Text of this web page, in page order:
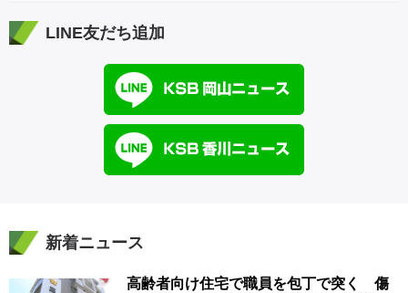
LINE友だち追加
新着ニュース
高齢者向け住宅で職員を包丁で突く 傷